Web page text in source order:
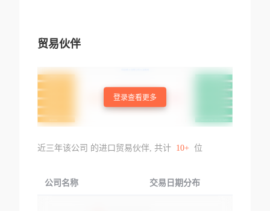
贸易伙伴
登录查看更多
近三年该公司 的进口贸易伙伴, 共计 10+ 位
公司名称 交易日期分布